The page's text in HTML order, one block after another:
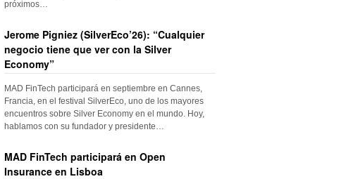
próximos…
Jerome Pigniez (SilverEco’26): “Cualquier
negocio tiene que ver con la Silver
Economy”
MAD FinTech participará en septiembre en Cannes,
Francia, en el festival SilverEco, uno de los mayores
encuentros sobre Silver Economy en el mundo. Hoy,
hablamos con su fundador y presidente…
MAD FinTech participará en Open
Insurance en Lisboa